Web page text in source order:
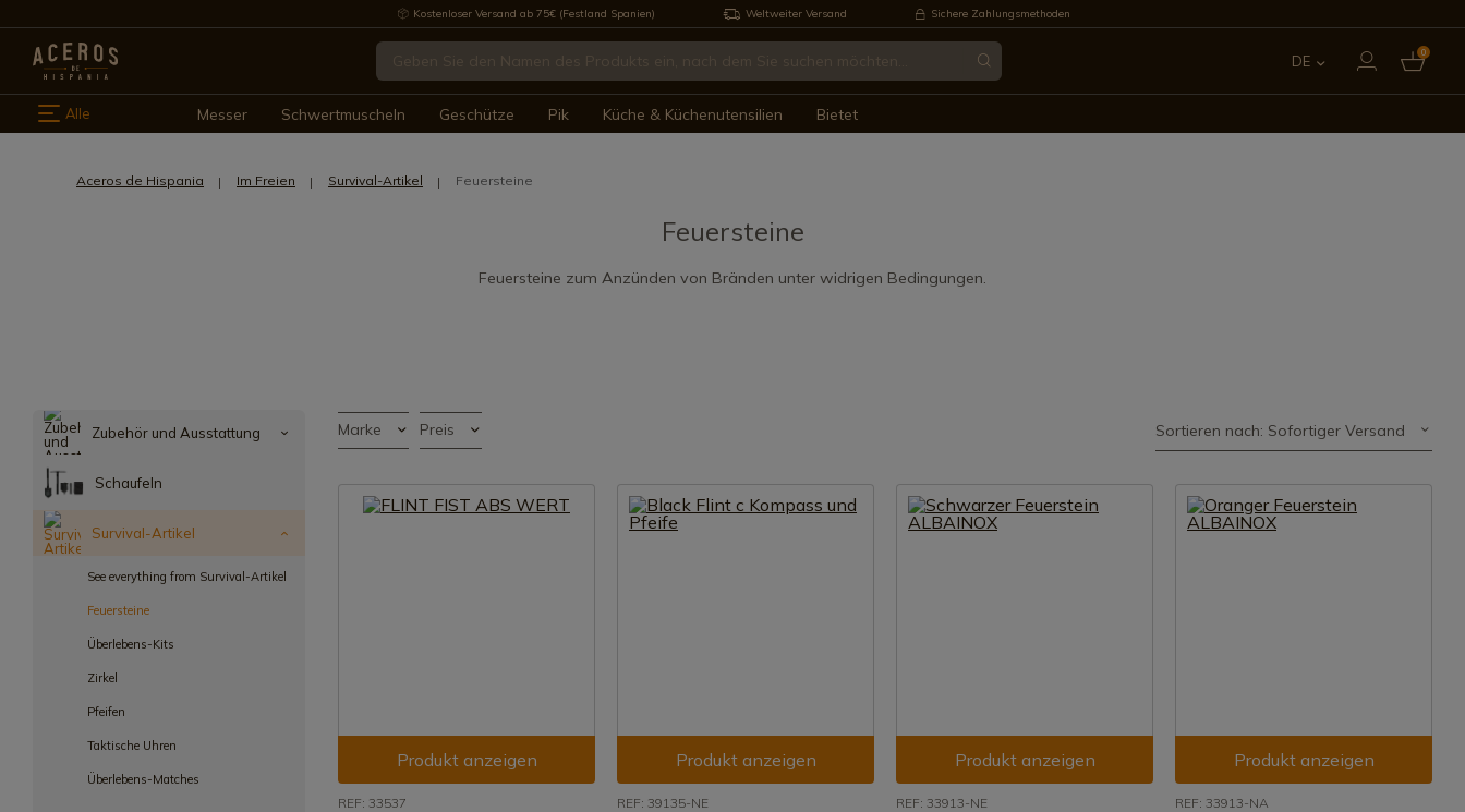
Kostenloser Versand ab 75€ (Festland Spanien) Weltweiter Versand Sichere Zahlungsmethoden
DE 0
Alle Messer Schwertmuscheln Geschütze Pik Küche & Küchenutensilien Bietet
Aceros de Hispania Im Freien Survival-Artikel Feuersteine
Feuersteine
Feuersteine zum Anzünden von Bränden unter widrigen Bedingungen.
Zubehör und Ausstattung
Schaufeln
Survival-Artikel
See everything from Survival-Artikel
Feuersteine
Überlebens-Kits
Zirkel
Pfeifen
Taktische Uhren
Überlebens-Matches
Marke Preis Sortieren nach: Sofortiger Versand
Produkt anzeigen
REF: 33537
Produkt anzeigen
REF: 39135-NE
Produkt anzeigen
REF: 33913-NE
Produkt anzeigen
REF: 33913-NA